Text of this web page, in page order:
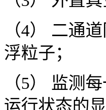
（4） 二通
浮粒子；
（5） 监测
运行状态的显